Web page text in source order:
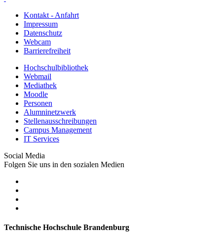
Kontakt - Anfahrt
Impressum
Datenschutz
Webcam
Barrierefreiheit
Hochschulbibliothek
Webmail
Mediathek
Moodle
Personen
Alumninetzwerk
Stellenausschreibungen
Campus Management
IT Services
Social Media
Folgen Sie uns in den sozialen Medien
Technische Hochschule Brandenburg